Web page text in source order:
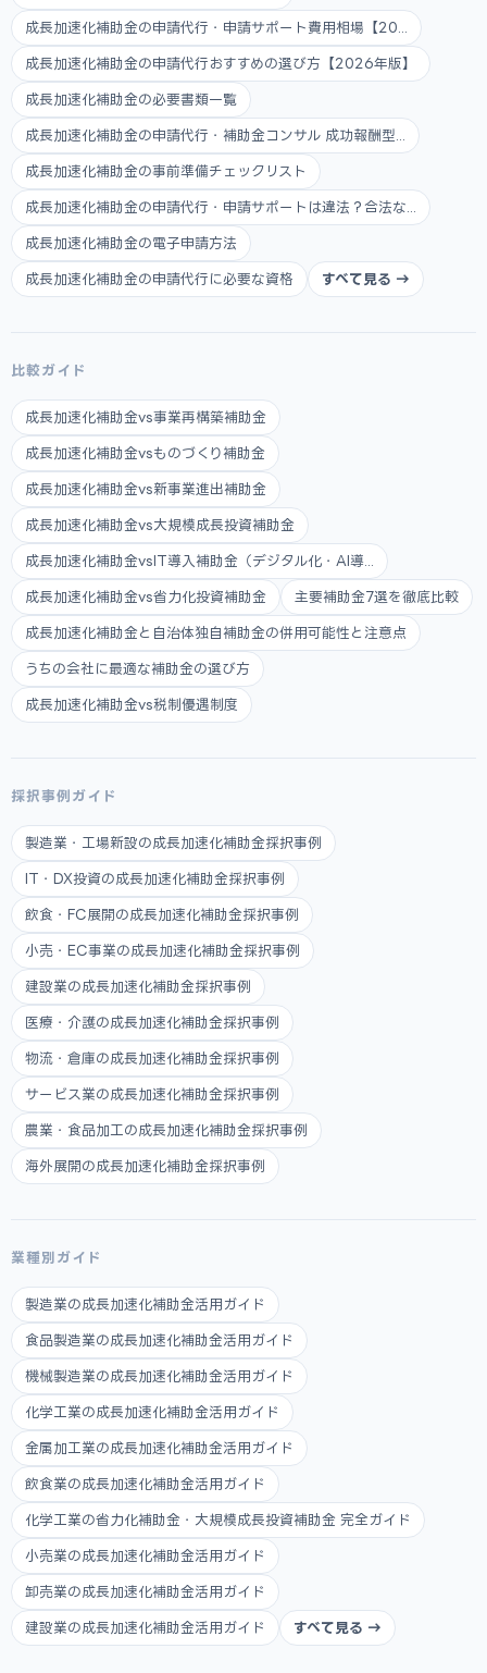
成長加速化補助金の申請代行・申請サポート費用相場【20...
成長加速化補助金の申請代行おすすめの選び方【2026年版】
成長加速化補助金の必要書類一覧
成長加速化補助金の申請代行・補助金コンサル 成功報酬型...
成長加速化補助金の事前準備チェックリスト
成長加速化補助金の申請代行・申請サポートは違法？合法な...
成長加速化補助金の電子申請方法
成長加速化補助金の申請代行に必要な資格 すべて見る →
比較ガイド
成長加速化補助金vs事業再構築補助金
成長加速化補助金vsものづくり補助金
成長加速化補助金vs新事業進出補助金
成長加速化補助金vs大規模成長投資補助金
成長加速化補助金vsIT導入補助金（デジタル化・AI導...
成長加速化補助金vs省力化投資補助金 主要補助金7選を徹底比較
成長加速化補助金と自治体独自補助金の併用可能性と注意点
うちの会社に最適な補助金の選び方
成長加速化補助金vs税制優遇制度
採択事例ガイド
製造業・工場新設の成長加速化補助金採択事例
IT・DX投資の成長加速化補助金採択事例
飲食・FC展開の成長加速化補助金採択事例
小売・EC事業の成長加速化補助金採択事例
建設業の成長加速化補助金採択事例
医療・介護の成長加速化補助金採択事例
物流・倉庫の成長加速化補助金採択事例
サービス業の成長加速化補助金採択事例
農業・食品加工の成長加速化補助金採択事例
海外展開の成長加速化補助金採択事例
業種別ガイド
製造業の成長加速化補助金活用ガイド
食品製造業の成長加速化補助金活用ガイド
機械製造業の成長加速化補助金活用ガイド
化学工業の成長加速化補助金活用ガイド
金属加工業の成長加速化補助金活用ガイド
飲食業の成長加速化補助金活用ガイド
化学工業の省力化補助金・大規模成長投資補助金 完全ガイド
小売業の成長加速化補助金活用ガイド
卸売業の成長加速化補助金活用ガイド
建設業の成長加速化補助金活用ガイド すべて見る →